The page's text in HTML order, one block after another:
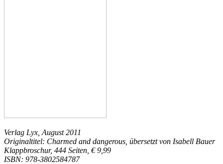
Verlag Lyx, August 2011
Originaltitel: Charmed and dangerous, übersetzt von Isabell Bauer
Klappbroschur, 444 Seiten, € 9,99
ISBN: 978-3802584787